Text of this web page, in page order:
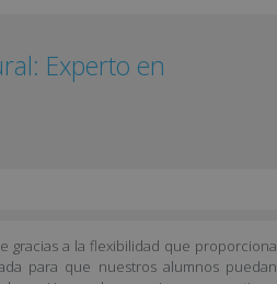
Experto en
gracias a la flexibilidad que proporciona
para que nuestros alumnos puedan